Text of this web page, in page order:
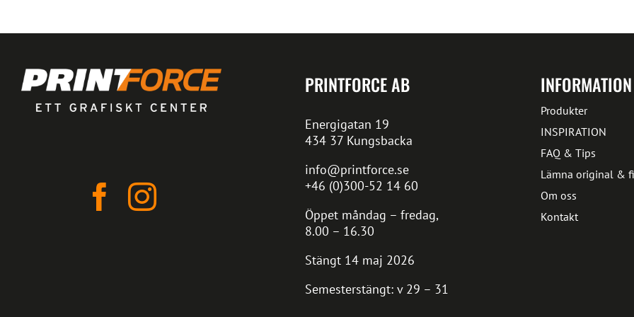
PRINTFORCE AB
Energigatan 19
434 37 Kungsbacka
info@printforce.se
+46 (0)300-52 14 60
Öppet måndag – fredag,
8.00 – 16.30
Stängt 14 maj 2026
Semesterstängt: v 29 – 31
INFORMATION
Produkter
INSPIRATION
FAQ & Tips
Lämna original &
Om oss
Kontakt